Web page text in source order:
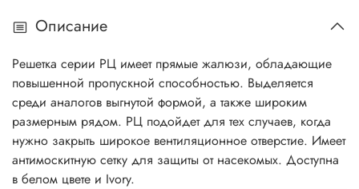
Описание
Решетка серии РЦ имеет прямые жалюзи, обладающие
повышенной пропускной способностью. Выделяется
среди аналогов выгнутой формой, а также широким
размерным рядом. РЦ подойдет для тех случаев, когда
нужно закрыть широкое вентиляционное отверстие. Имеет
антимоскитную сетку для защиты от насекомых. Доступна
в белом цвете и Ivory.